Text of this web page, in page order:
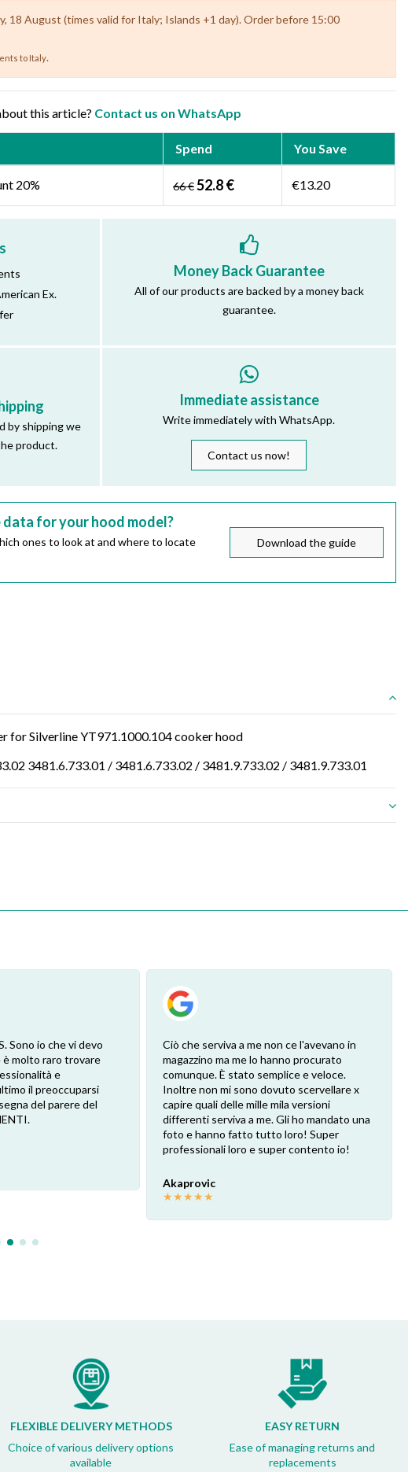
18 August (times valid for Italy; Islands +1 day). Order before 15:00
to Italy.
this article? Contact us on WhatsApp
Spend You Save
20% 66 €52.8 € €13.20
Ex.
Money Back Guarantee
All of our products are backed by a money back
guarantee.
by shipping we
product.
Immediate assistance
Write immediately with WhatsApp.
Contact us now!
for your hood model?
ones to look at and where to locate
Download the guide
for Silverline YT971.1000.104 cooker hood
3481.6.733.01 / 3481.6.733.02 / 3481.9.733.02 / 3481.9.733.01
Sono io che vi devo
è molto raro trovare
e
il preoccuparsi
del parere del
Ciò che serviva a me non ce l'avevano in
magazzino ma me lo hanno procurato
comunque. È stato semplice e veloce.
Inoltre non mi sono dovuto scervellare x
capire quali delle mille mila versioni
differenti serviva a me. Gli ho mandato una
foto e hanno fatto tutto loro! Super
professionali loro e super contento io!
Akaprovic
★★★★★
FLEXIBLE DELIVERY METHODS
Choice of various delivery options
available
EASY RETURN
Ease of managing returns and
replacements